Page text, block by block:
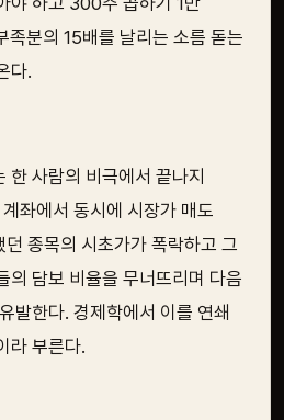
족분의 15배를 날리는 소름 돋는
다.
한 사람의 비극에서 끝나지
좌에서 동시에 시장가 매도
종목의 시초가가 폭락하고 그
의 담보 비율을 무너뜨리며 다음
발한다. 경제학에서 이를 연쇄
라 부른다.